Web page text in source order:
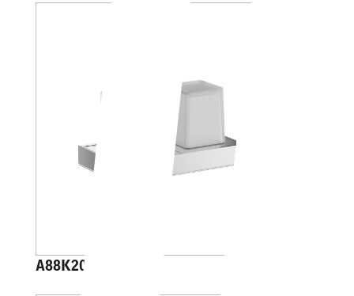
A88K20